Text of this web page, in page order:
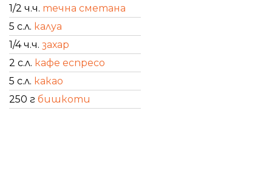
1/2 ч.ч. течна сметана
5 с.л. калуа
1/4 ч.ч. захар
2 с.л. кафе еспресо
5 с.л. какао
250 г бишкоти